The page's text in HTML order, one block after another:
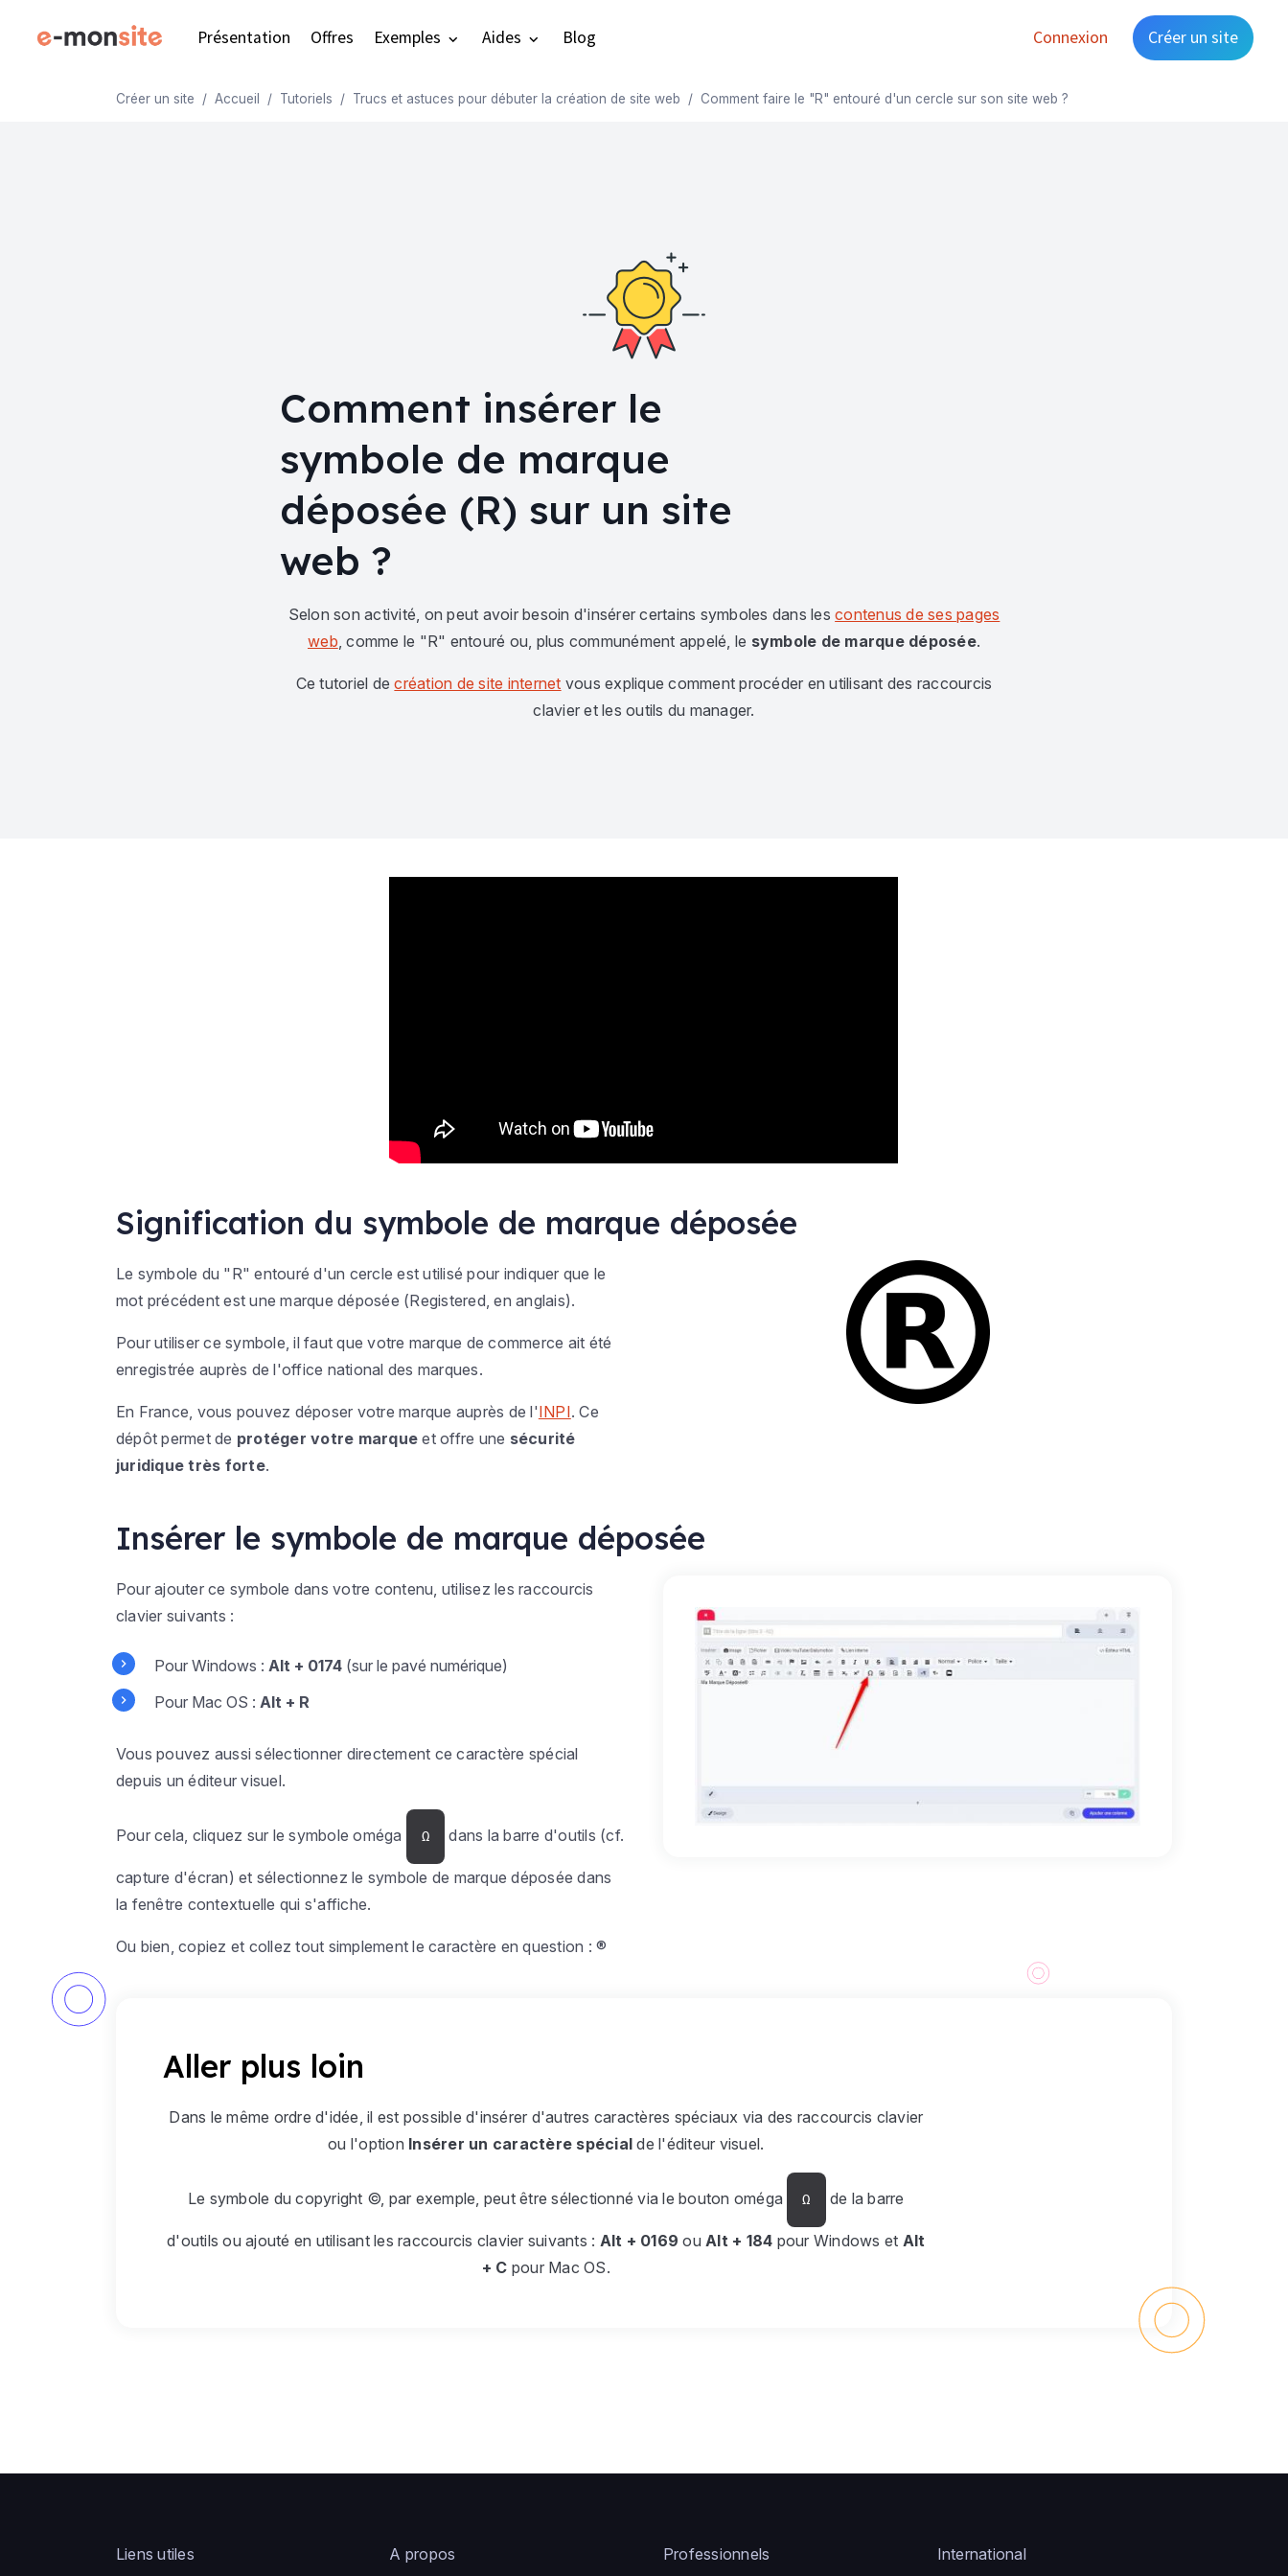
Présentation Offres Exemples Aides Blog Connexion Créer un site
Créer un site Accueil Tutoriels Trucs et astuces pour débuter la création de site web Comment faire le "R" entouré d'un cercle sur son site web ?
Comment insérer le
symbole de marque
déposée (R) sur un site
web ?
Selon son activité, on peut avoir besoin d'insérer certains symboles dans lescontenus de ses pages
web, comme le "R" entouré ou, plus communément appelé, le symbole de marque déposée.
Ce tutoriel decréation de site internet vous explique comment procéder en utilisant des raccourcis
clavier et les outils du manager.
Signification du symbole de marque déposée
Le symbole du "R" entouré d'un cercle est utilisé pour indiquer que le
mot précédent est une marque déposée (Registered , en anglais).
Pour utiliser ce symbole, il faut que votre marque de commerce ait été
enregistrée auprès de l'office national des marques.
En France, vous pouvez déposer votre marque auprès de l'INPI. Ce
dépôt permet de protéger votre marque et offre une sécurité
juridique très forte.
Insérer le symbole de marque déposée
Pour ajouter ce symbole dans votre contenu, utilisez les raccourcis
clavier suivants :
Pour Windows : Alt + 0174(sur le pavé numérique)
Pour Mac OS : Alt + R
Vous pouvez aussi sélectionner directement ce caractère spécial
depuis un éditeur visuel.
Pour cela, cliquez sur le symbole oméga Ω dans la barre d'outils (cf.
capture d'écran) et sélectionnez le symbole de marque déposée dans
la fenêtre contextuelle qui s'affiche.
Ou bien, copiez et collez tout simplement le caractère en question : ®
Aller plus loin
Dans le même ordre d'idée, il est possible d'insérer d'autres caractères spéciaux via des raccourcis clavier
ou l'option Insérer un caractère spécial de l'éditeur visuel.
Le symbole du copyright ©, par exemple, peut être sélectionné via le bouton oméga Ω de la barre
d'outils ou ajouté en utilisant les raccourcis clavier suivants : Alt + 0169 ou Alt + 184 pour Windows et Alt
+ C pour Mac OS.
Liens utiles A propos Professionnels International